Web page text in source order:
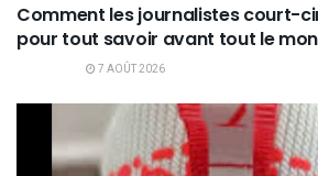
Comment les journalistes court-
pour tout savoir avant tout le
7 AOÛT 2026